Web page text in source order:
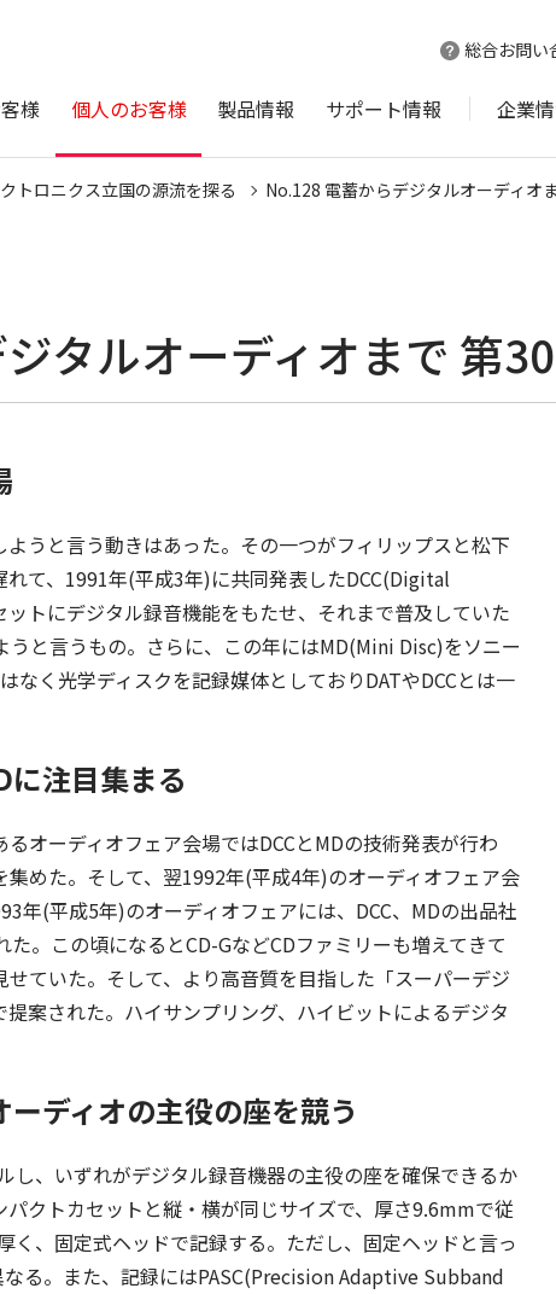
総合お問い
様 個人のお客様 製品情報 サポート情報 企業
トロニクス立国の源流を探る No.128 電蓄からデジタルオーディオ
タルオーディオまで 第
うと言う動きはあった。その一つがフィリップスと松下
て、1991年(平成3年)に共同発表したDCC(Digital
トにデジタル録音機能をもたせ、それまで普及していた
と言うもの。さらに、この年にはMD(Mini Disc)をソニー
なく光学ディスクを記録媒体としておりDATやDCCとは一
に注目集まる
オーディオフェア会場ではDCCとMDの技術発表が行わ
めた。そして、翌1992年(平成4年)のオーディオフェア会
年(平成5年)のオーディオフェアには、DCC、MDの出品社
。この頃になるとCD-GなどCDファミリーも増えてきて
ていた。そして、より高音質を目指した「スーパーデジ
案された。ハイサンプリング、ハイビットによるデジタ
ディオの主役の座を競う
し、いずれがデジタル録音機器の主役の座を確保できるか
クトカセットと縦・横が同じサイズで、厚さ9.6mmで従
、固定式ヘッドで記録する。ただし、固定ヘッドと言っ
る。また、記録にはPASC(Precision Adaptive Subband